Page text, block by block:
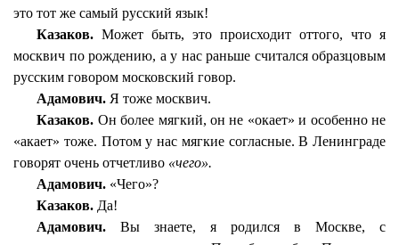
это тот же самый русский язык!
Казаков. Может быть, это происходит оттого, что я
москвич по рождению, а у нас раньше считался образцовым
русским говором московский говор.
Адамович. Я тоже москвич.
Казаков. Он более мягкий, он не «окает» и особенно не
«акает» тоже. Потом у нас мягкие согласные. В Ленинграде
говорят очень отчетливо «чего».
Адамович. «Чего»?
Казаков. Да!
Адамович. Вы знаете, я родился в Москве, с